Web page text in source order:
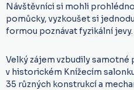
Návštěvníci si mohli
pomůcky, vyzkoušet si
formou poznávat fyzikální jevy.
Velký zájem vzbudily
v historickém Knížecím
35 různých konstrukcí a